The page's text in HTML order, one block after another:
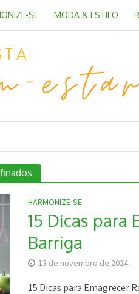
SE MODA & ESTILO
HARMONIZE-SE
15 Dicas para
Barriga
13 de novembro de 2024
15 Dicas para Emagrecer